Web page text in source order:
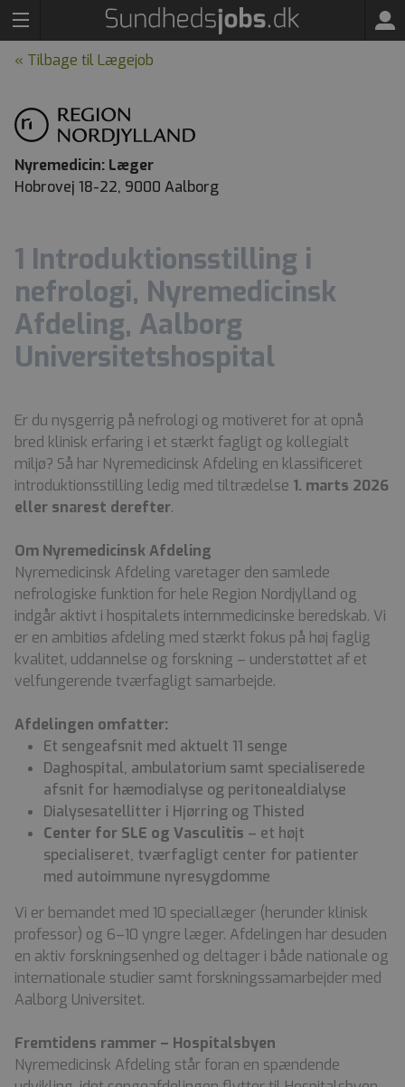
« Tilbage til Lægejob
Nyremedicin: Læger
Hobrovej 18-22, 9000 Aalborg
1 Introduktionsstilling i
nefrologi, Nyremedicinsk
Afdeling, Aalborg
Universitetshospital
Er du nysgerrig på nefrologi og motiveret for at opnå
bred klinisk erfaring i et stærkt fagligt og kollegialt
miljø? Så har Nyremedicinsk Afdeling en klassificeret
introduktionsstilling ledig med tiltrædelse 1. marts 2026
eller snarest derefter.
Om Nyremedicinsk Afdeling
Nyremedicinsk Afdeling varetager den samlede
nefrologiske funktion for hele Region Nordjylland og
indgår aktivt i hospitalets internmedicinske beredskab. Vi
er en ambitiøs afdeling med stærkt fokus på høj faglig
kvalitet, uddannelse og forskning – understøttet af et
velfungerende tværfagligt samarbejde.
Afdelingen omfatter:
Et sengeafsnit med aktuelt 11 senge
Daghospital, ambulatorium samt specialiserede
afsnit for hæmodialyse og peritonealdialyse
Dialysesatellitter i Hjørring og Thisted
Center for SLE og Vasculitis – et højt
specialiseret, tværfagligt center for patienter
med autoimmune nyresygdomme
Vi er bemandet med 10 speciallæger (herunder klinisk
professor) og 6–10 yngre læger. Afdelingen har desuden
en aktiv forskningsenhed og deltager i både nationale og
internationale studier samt forskningssamarbejder med
Aalborg Universitet.
Fremtidens rammer – Hospitalsbyen
Nyremedicinsk Afdeling står foran en spændende